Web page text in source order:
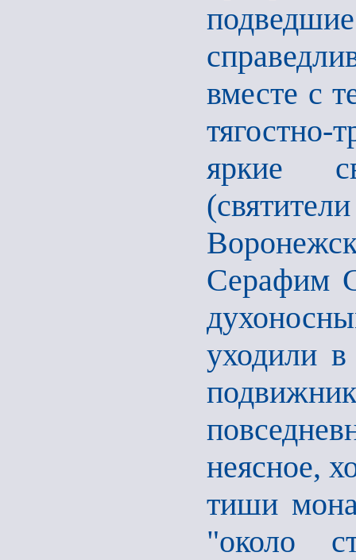
вместе с
яркие
Серафим
уходили в
неясное,
тиши
"около